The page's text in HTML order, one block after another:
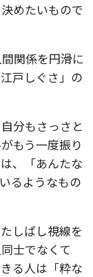
めたいもので
関係を円滑に
戸しぐさ」の
分もさっさと
もう一度振り
、「あんたな
るようなもの
しばし視線を
士でなくて
る人は「粋な